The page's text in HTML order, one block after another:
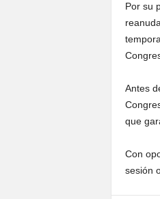
Por su
Antes
que
Con
sesión